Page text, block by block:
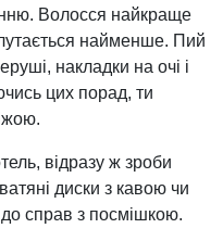
Волосся найкраще
найменше. Пий
накладки на очі і
цих порад, ти
відразу ж зроби
диски з кавою чи
до справ з посмішкою.